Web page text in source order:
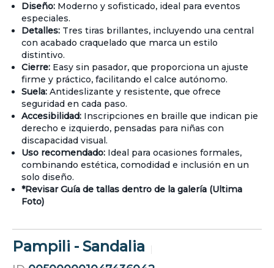
Diseño: Moderno y sofisticado, ideal para eventos
especiales.
Detalles: Tres tiras brillantes, incluyendo una central
con acabado craquelado que marca un estilo
distintivo.
Cierre: Easy sin pasador, que proporciona un ajuste
firme y práctico, facilitando el calce autónomo.
Suela: Antideslizante y resistente, que ofrece
seguridad en cada paso.
Accesibilidad: Inscripciones en braille que indican pie
derecho e izquierdo, pensadas para niñas con
discapacidad visual.
Uso recomendado: Ideal para ocasiones formales,
combinando estética, comodidad e inclusión en un
solo diseño.
*Revisar Guía de tallas dentro de la galería (Ultima
Foto)
Pampili - Sandalia